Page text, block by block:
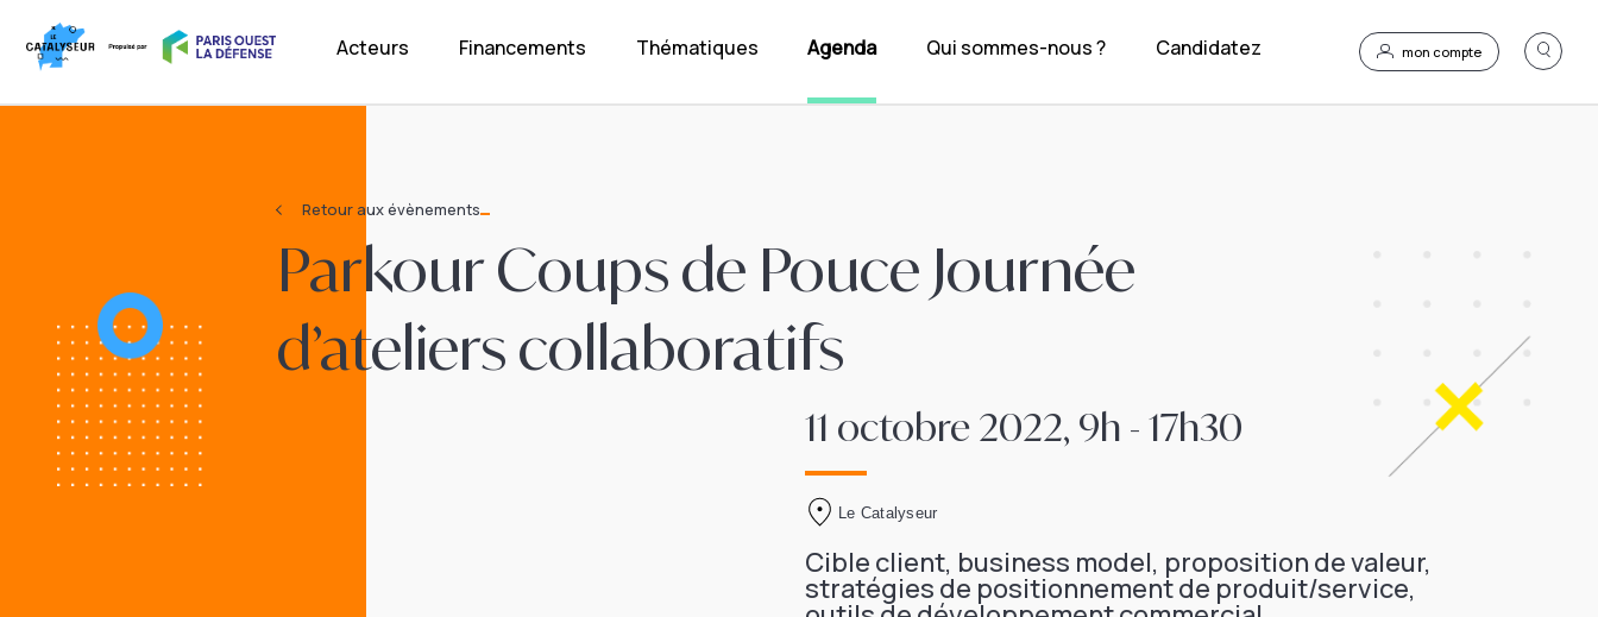
Acteurs Financements Thématiques Agenda Qui sommes-nous ? Candidatez mon compte
Retour aux évènements
Parkour Coups de Pouce Journée
d’ateliers collaboratifs
11 octobre 2022, 9h - 17h30
Le Catalyseur
Cible client, business model, proposition de valeur,
stratégies de positionnement de produit/service,